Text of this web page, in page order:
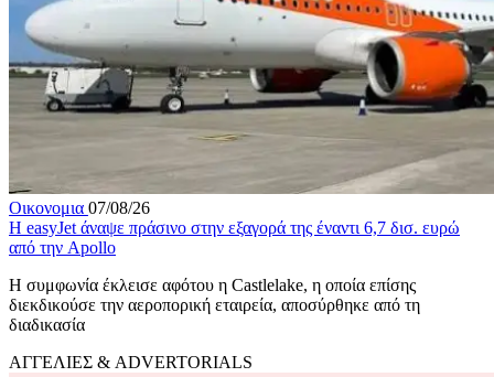
Οικονομια 07/08/26
Η easyJet άναψε πράσινο στην εξαγορά της έναντι 6,7 δισ. ευρώ
από την Apollo
Η συμφωνία έκλεισε αφότου η Castlelake, η οποία επίσης
διεκδικούσε την αεροπορική εταιρεία, αποσύρθηκε από τη
διαδικασία
ΑΓΓΕΛΙΕΣ & ADVERTORIALS